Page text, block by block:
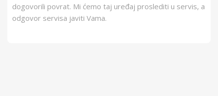
dogovorili povrat. Mi ćemo taj uređaj proslediti u servis, a
odgovor servisa javiti Vama.